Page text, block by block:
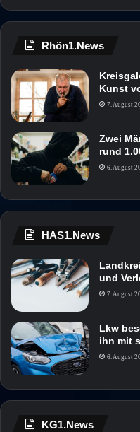
Rhön1.News
Kunst
7. August
Zwei
rund
6. August
HAS1.News
und
7. August
Lkw
ihn mit
6. August
KG1.News